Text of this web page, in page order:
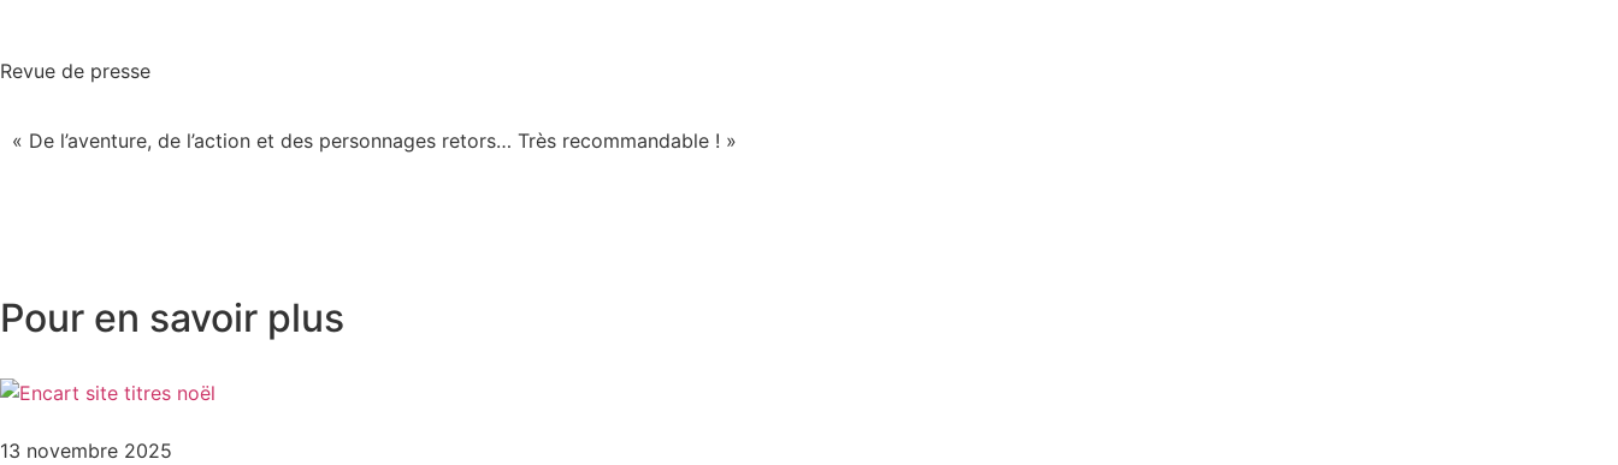
Revue de presse
« De l’aventure, de l’action et des personnages retors… Très recommandable ! »
Pour en savoir plus
13 novembre 2025